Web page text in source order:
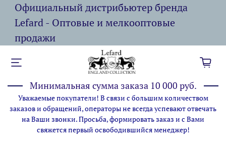
Официальный дистрибьютер бренда
Lefard - Оптовые и мелкооптовые
продажи
Минимальная сумма заказа 10 000 руб.
Уважаемые покупатели! В связи с большим количеством
заказов и обращений, операторы не всегда успевают отвечать
на Ваши звонки. Просьба, формировать заказ и с Вами
свяжется первый освободившийся менеджер!